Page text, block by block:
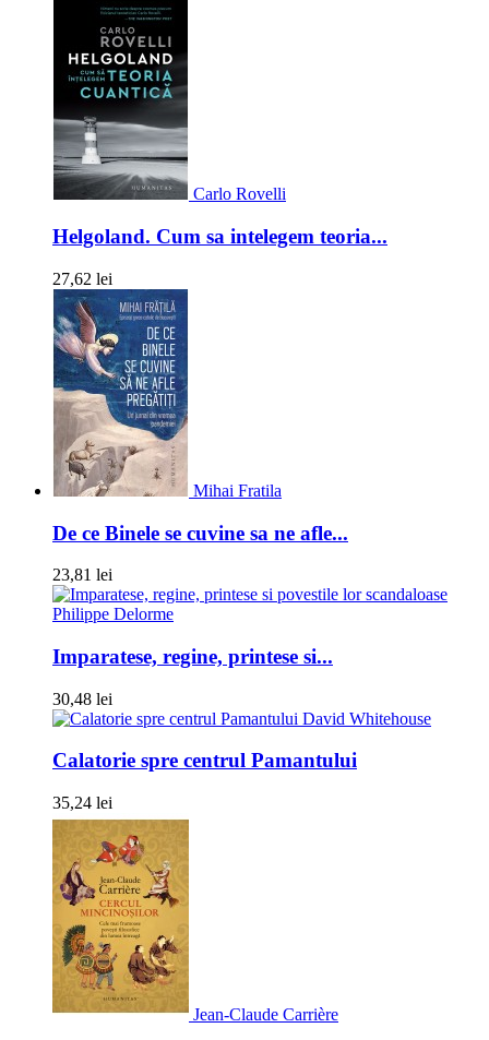
Carlo Rovelli
Helgoland. Cum sa intelegem teoria...
27,62 lei
Mihai Fratila
De ce Binele se cuvine sa ne afle...
23,81 lei
Philippe Delorme
Imparatese, regine, printese si...
30,48 lei
David Whitehouse
Calatorie spre centrul Pamantului
35,24 lei
Jean-Claude Carrière